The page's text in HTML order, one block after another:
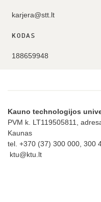
karjera@stt.lt
KODAS
188659948
Kauno technologijos
PVM k. LT119505811,
Kaunas
tel. +370 (37) 300 000, 300
ktu@ktu.lt